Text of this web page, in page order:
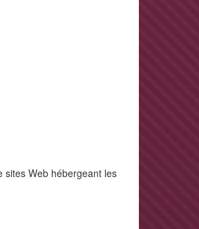
sites Web hébergeant les